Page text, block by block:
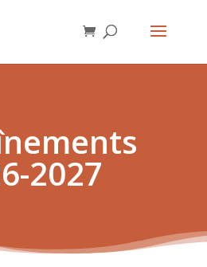
2027